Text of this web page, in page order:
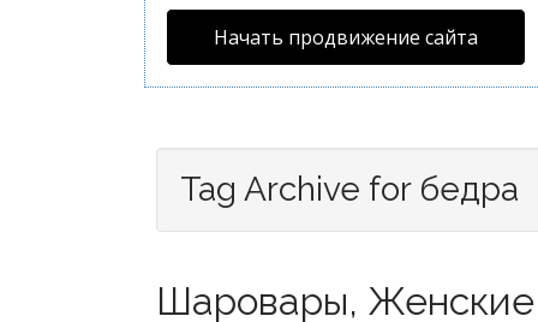
Начать продвижение сайта
Tag Archive for бедра
Шаровары,